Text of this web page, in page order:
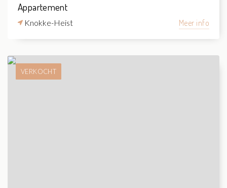
Appartement
Knokke-Heist Meer info
VERKOCHT